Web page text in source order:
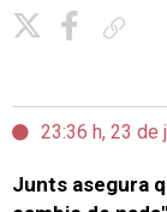
23:36 h, 23 de
Junts asegura